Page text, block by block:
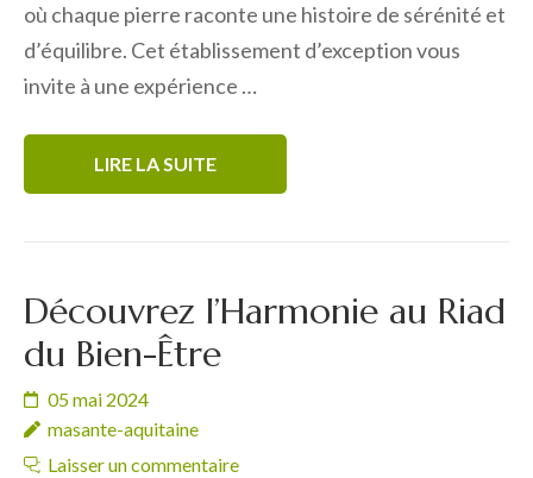
où chaque pierre raconte une histoire de sérénité et
d’équilibre. Cet établissement d’exception vous
invite à une expérience …
LIRE LA SUITE
Découvrez l’Harmonie au Riad
du Bien-Être
05 mai 2024
masante-aquitaine
Laisser un commentaire